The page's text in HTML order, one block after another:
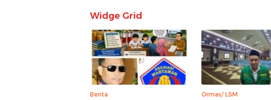
Widge Grid
Berita Ormas/ LSM